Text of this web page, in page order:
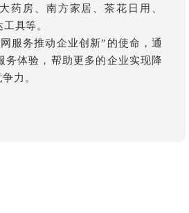
药房、南方家居、茶花日用、
具等。
服务推动企业创新”的使命，通
务体验，帮助更多的企业实现降
力。